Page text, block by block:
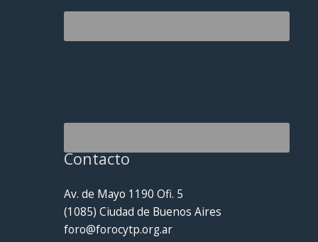
Contacto
Av. de Mayo 1190 Ofi. 5
(1085) Ciudad de Buenos Aires
foro@forocytp.org.ar